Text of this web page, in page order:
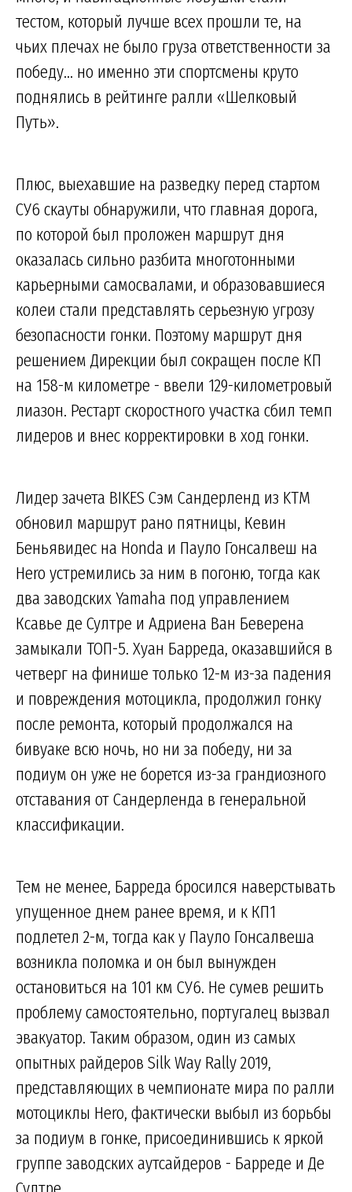
тестом, который лучше всех прошли те, на
чьих плечах не было груза ответственности за
победу... но именно эти спортсмены круто
поднялись в рейтинге ралли «Шелковый
Путь».
Плюс, выехавшие на разведку перед стартом
СУ6 скауты обнаружили, что главная дорога,
по которой был проложен маршрут дня
оказалась сильно разбита многотонными
карьерными самосвалами, и образовавшиеся
колеи стали представлять серьезную угрозу
безопасности гонки. Поэтому маршрут дня
решением Дирекции был сокращен после КП
на 158-м километре - ввели 129-километровый
лиазон. Рестарт скоростного участка сбил темп
лидеров и внес корректировки в ход гонки.
Лидер зачета BIKES Сэм Сандерленд из KTM
обновил маршрут рано пятницы, Кевин
Беньявидес на Honda и Пауло Гонсалвеш на
Hero устремились за ним в погоню, тогда как
два заводских Yamaha под управлением
Ксавье де Султре и Адриена Ван Беверена
замыкали ТОП-5. Хуан Барреда, оказавшийся в
четверг на финише только 12-м из-за падения
и повреждения мотоцикла, продолжил гонку
после ремонта, который продолжался на
бивуаке всю ночь, но ни за победу, ни за
подиум он уже не борется из-за грандиозного
отставания от Сандерленда в генеральной
классификации.
Тем не менее, Барреда бросился наверстывать
упущенное днем ранее время, и к КП1
подлетел 2-м, тогда как у Пауло Гонсалвеша
возникла поломка и он был вынужден
остановиться на 101 км СУ6. Не сумев решить
проблему самостоятельно, португалец вызвал
эвакуатор. Таким образом, один из самых
опытных райдеров Silk Way Rally 2019,
представляющих в чемпионате мира по ралли
мотоциклы Hero, фактически выбыл из борьбы
за подиум в гонке, присоединившись к яркой
группе заводских аутсайдеров - Барреде и Де